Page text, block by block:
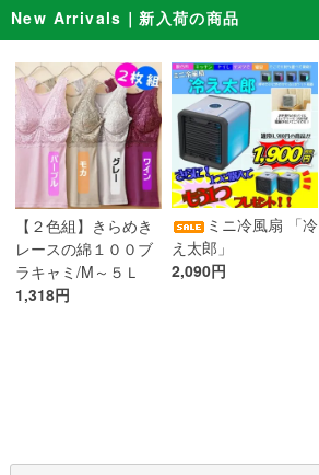
New Arrivals｜新入荷の商品
【２色組】きらめき
レースの綿１００ブ
ラキャミ/M～５Ｌ
1,318円
ミニ冷風扇 「冷
え太郎」
2,090円